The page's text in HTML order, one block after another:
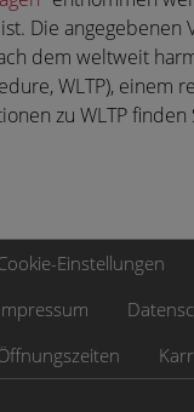
Die angegebenen
dem weltweit
WLTP), einem
zu WLTP
Einstellungen